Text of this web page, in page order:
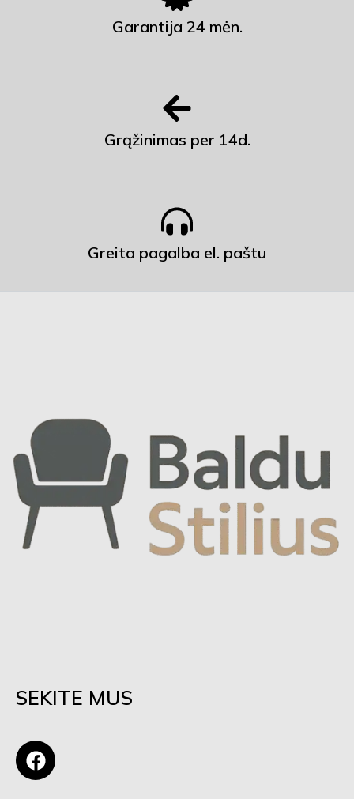
Garantija 24 mėn.
Grąžinimas per 14d.
Greita pagalba el. paštu
SEKITE MUS